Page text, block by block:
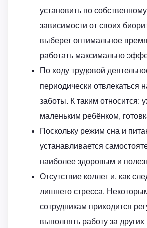
установить по
зависимости от своих
выберет оптимальное
работать максимально
По ходу трудовой
периодически отвлекаться
заботы. К таким относится:
маленьким ребёнком,
Поскольку режим сна и
устанавливается
наиболее здоровым и
Отсутствие коллег и, как
лишнего стресса.
сотрудникам приходится
выполнять работу за других